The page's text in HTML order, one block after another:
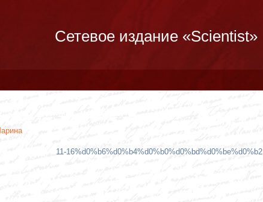
Сетевое издание «Scientist»
11-16%d0%b6%d0%b4%d0%b0%d0%bd%d0%be%d0%b2